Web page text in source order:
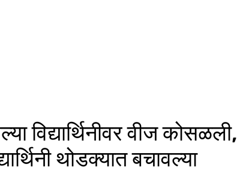
विद्यार्थिनीवर वीज कोसळली,
थोडक्यात बचावल्या